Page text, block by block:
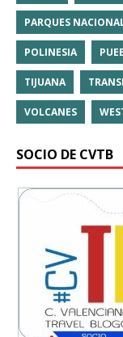
PARQUES
POLINESIA
TIJUANA
VOLCANES
SOCIO DE CVTB